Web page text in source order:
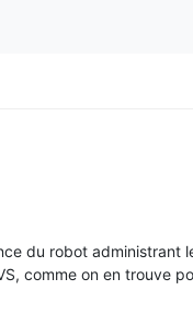
du robot
comme on en trouve